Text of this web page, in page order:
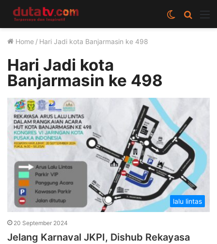
Cari
berita
Switch
skin
Home / Hari Jadi kota Banjarmasin ke 498
Hari Jadi kota
Banjarmasin ke 498
lalu lintas
20 September 2024
Jelang Karnaval JKPI, Dishub Rekayasa